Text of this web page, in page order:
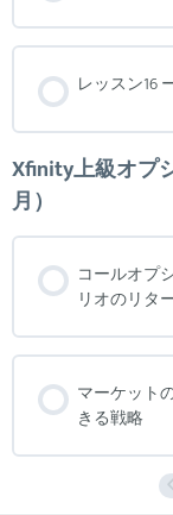
レッスン16
Xfinity上級オプ
月）
コールオプ
リオのリタ
マーケット
きる戦略